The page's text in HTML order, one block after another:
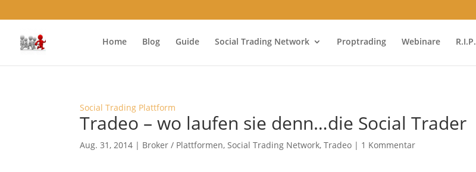
Home Blog Guide Social Trading Network Proptrading Webinare R.I.P.
Social Trading Plattform
Tradeo – wo laufen sie denn…die Social Trader
Aug. 31, 2014 | Broker / Plattformen,Social Trading Network,Tradeo | 1 Kommentar